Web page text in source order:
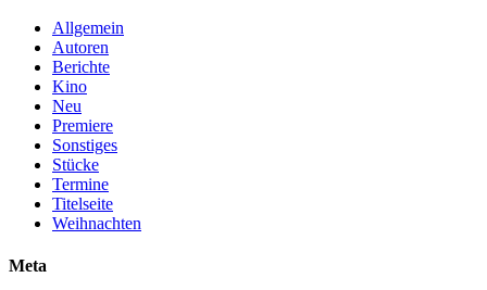
Allgemein
Autoren
Berichte
Kino
Neu
Premiere
Sonstiges
Stücke
Termine
Titelseite
Weihnachten
Meta